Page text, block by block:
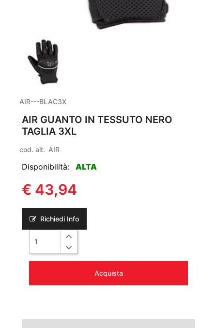
AIR---BLAC3X
AIR GUANTO IN TESSUTO NERO
TAGLIA 3XL
cod. alt. AIR
Disponibilità: ALTA
€ 43,94
Richiedi Info
Acquista